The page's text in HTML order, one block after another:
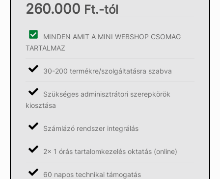
260.000 Ft.-tól
MINDEN AMIT A MINI WEBSHOP CSOMAG
TARTALMAZ
30-200 termékre/szolgáltatásra szabva
Szükséges adminisztrátori szerepkörök
kiosztása
Számlázó rendszer integrálás
2x 1 órás tartalomkezelés oktatás (online)
60 napos technikai támogatás